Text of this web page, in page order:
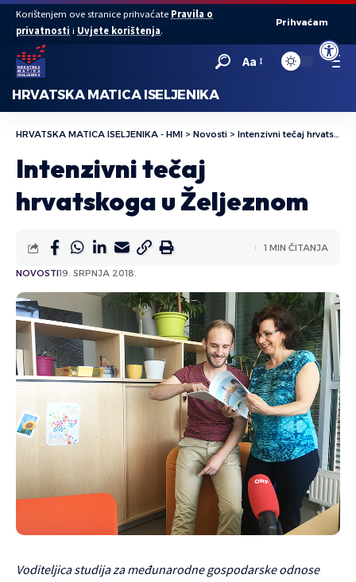
Open
Korištenjem ove stranice prihvaćate Pravila o
privatnosti i Uvjete korištenja.
Prihvaćam
Aa
HRVATSKA MATICA ISELJENIKA
HRVATSKA MATICA ISELJENIKA - HMI > Novosti > Intenzivni tečaj hrvatskoga u Željeznom
Intenzivni tečaj
hrvatskoga u Željeznom
NOVOSTI19. SRPNJA 2018.
1 MIN ČITANJA
Voditeljica studija za međunarodne gospodarske odnose